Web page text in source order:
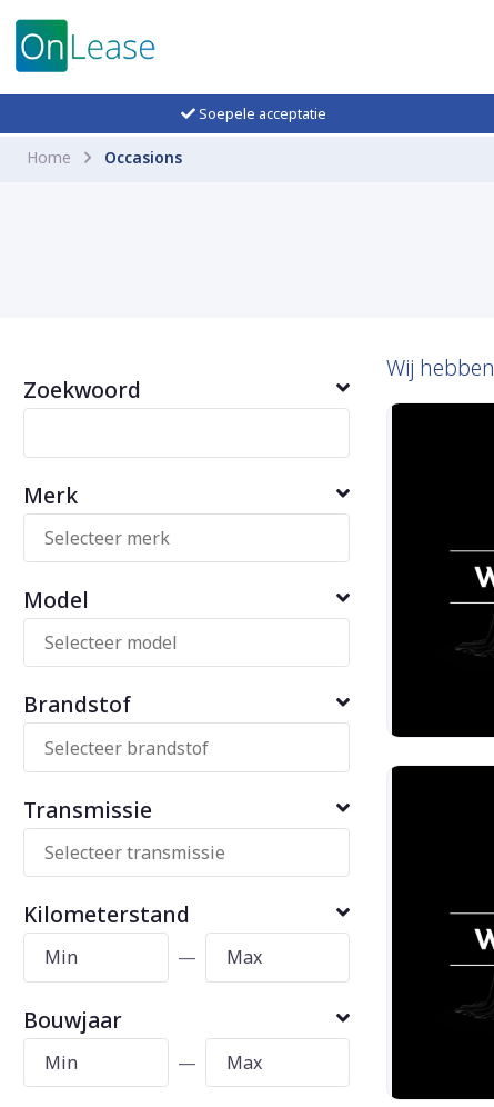
Soepele acceptatie
Home Occasions
Zoekwoord
Merk
Model
Brandstof
Transmissie
Kilometerstand
—
Bouwjaar
—
Wij hebben